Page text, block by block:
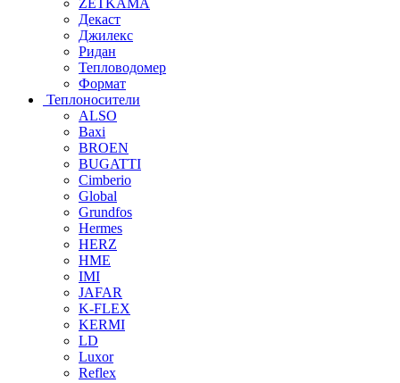
Декаст
Джилекс
Ридан
Тепловодомер
Формат
Теплоносители
ALSO
Baxi
BROEN
BUGATTI
Cimberio
Global
Grundfos
Hermes
HERZ
HME
IMI
JAFAR
K-FLEX
KERMI
LD
Luxor
Reflex